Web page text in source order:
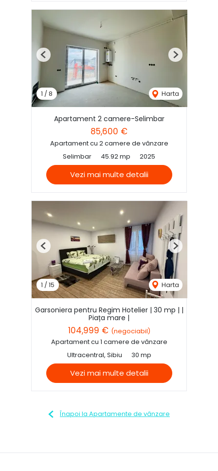
1 /8 Harta
Previous Next
Apartament 2 camere-Selimbar
85,600 €
Apartament cu 2 camere de vânzare
Selimbar
45.92 mp 2025
Vezi mai multe detalii
1 /15 Harta
Previous Next
Garsoniera pentru Regim Hotelier | 30 mp | |
Piața mare |
104,999 € (negociabil)
Apartament cu 1 camere de vânzare
Ultracentral, Sibiu
30 mp
Vezi mai multe detalii
Înapoi la Apartamente de vânzare